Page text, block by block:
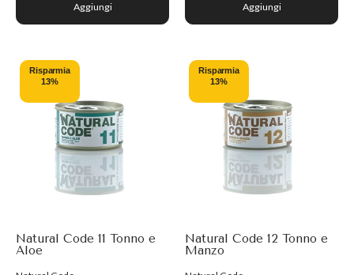
Aggiungi Aggiungi
Risparmia
13%
Natural Code 11 Tonno e
Aloe
Risparmia
13%
Natural Code 12 Tonno e
Manzo